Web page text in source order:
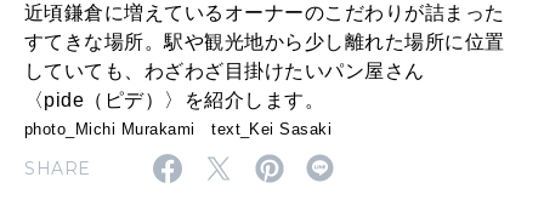
SUSTAINABLE
わたしができること
CULTURE
ざ
わ
ざ
行
近頃鎌倉に増えているオーナーのこだわりが詰まった
すてきな場所。駅や観光地から少し離れた場所に位置
していても、わざわざ目掛けたいパン屋さん
〈pide（ピデ）〉を紹介します。
photo_Michi Murakami text_Kei Sasaki
SHARE